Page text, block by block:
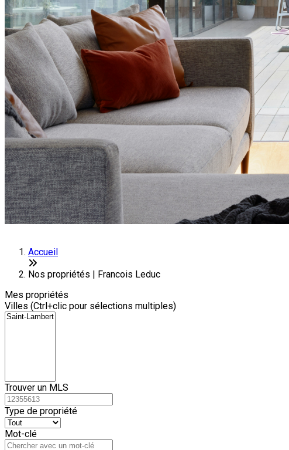
Accueil
Nos propriétés | Francois Leduc
Mes propriétés
Villes (Ctrl+clic pour sélections multiples)
Trouver un MLS
Type de propriété
Mot-clé